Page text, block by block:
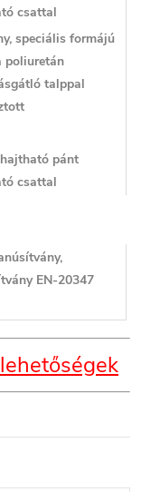
csattal
speciális formájú
poliuretán
talppal
pánt
csattal
EN-20347